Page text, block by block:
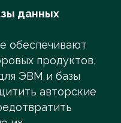
данных
обеспечивают
продуктов,
ЭВМ и базы
авторские